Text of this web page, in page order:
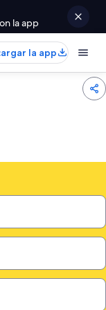
la app
la app